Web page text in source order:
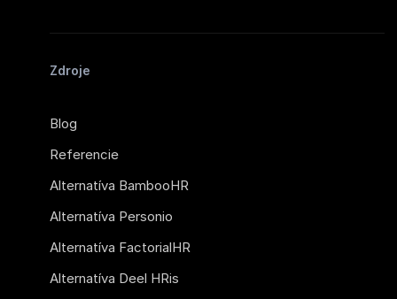
Zdroje
Blog
Referencie
Alternatíva BambooHR
Alternatíva Personio
Alternatíva FactorialHR
Alternatíva Deel HRis